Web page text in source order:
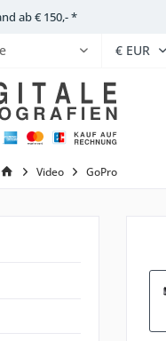
ab € 150,- *
Video GoPro